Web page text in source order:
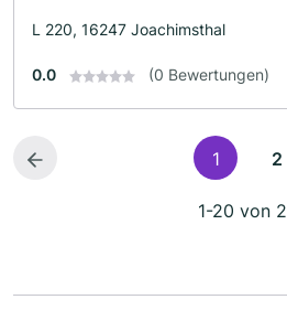
L 220, 16247 Joachimsthal
0.0 (0 Bewertungen)
1 2
1-20 von